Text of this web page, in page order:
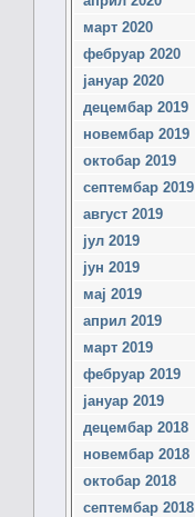
март 2020
фебруар 2020
јануар 2020
децембар 2019
новембар 2019
октобар 2019
септембар 2019
август 2019
јул 2019
јун 2019
мај 2019
април 2019
март 2019
фебруар 2019
јануар 2019
децембар 2018
новембар 2018
октобар 2018
септембар 2018